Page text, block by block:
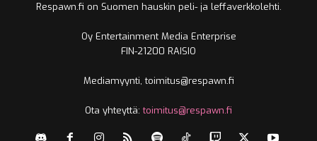
Respawn.fi on Suomen hauskin peli- ja leffaverkkolehti.
Oy Entertainment Media Enterprise
FIN-21200 RAISIO
Mediamyynti, toimitus@respawn.fi
Ota yhteyttä:toimitus@respawn.fi